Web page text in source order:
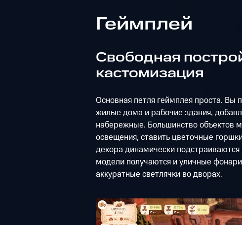
Геймплей
Свободная
кастомизация
Основная петля геймплея проста. Вы
жилые дома и рабочие здания,
набережные. Большинство объектов
освещения, ставить цветочные
декора динамически
модели получаются и уличные
аккуратные светлячки во дворах.